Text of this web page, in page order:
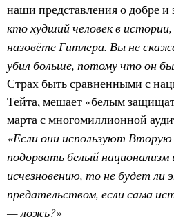
наши представления о добре и
кто худший человек в истории,
назовёте Гитлера. Вы не
убил больше, потому что он
Страх быть сравненными с
Тейта, мешает «белым
марта с многомиллионной
«Если они используют
подорвать белый национализм
исчезновению, то не будет
предательством, если сама
— ложь?»